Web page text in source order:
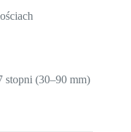
stopni (30–90 mm)